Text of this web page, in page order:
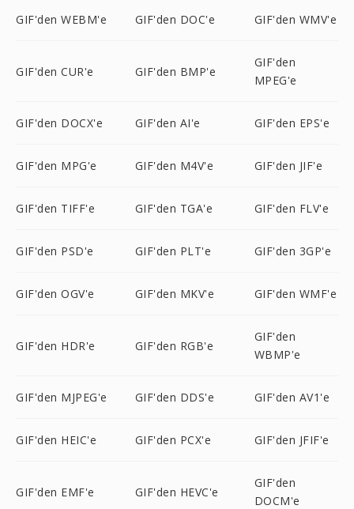
GIF'den WEBM'e GIF'den DOC'e GIF'den WMV'e
GIF'den CUR'e GIF'den BMP'e
GIF'den
MPEG'e
GIF'den DOCX'e GIF'den AI'e GIF'den EPS'e
GIF'den MPG'e GIF'den M4V'e GIF'den JIF'e
GIF'den TIFF'e GIF'den TGA'e GIF'den FLV'e
GIF'den PSD'e GIF'den PLT'e GIF'den 3GP'e
GIF'den OGV'e GIF'den MKV'e GIF'den WMF'e
GIF'den HDR'e GIF'den RGB'e
GIF'den
WBMP'e
GIF'den MJPEG'e GIF'den DDS'e GIF'den AV1'e
GIF'den HEIC'e GIF'den PCX'e GIF'den JFIF'e
GIF'den EMF'e GIF'den HEVC'e
GIF'den
DOCM'e